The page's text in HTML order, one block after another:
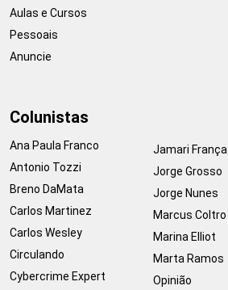
Aulas e Cursos
Pessoais
Anuncie
Colunistas
Ana Paula Franco
Antonio Tozzi
Breno DaMata
Carlos Martinez
Carlos Wesley
Circulando
Cybercrime Expert
Jamari França
Jorge Grosso
Jorge Nunes
Marcus Coltro
Marina Elliot
Marta Ramos
Opinião